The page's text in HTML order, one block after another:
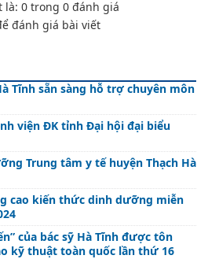
là: 0 trong 0 đánh giá
đánh giá bài viết
Tĩnh sẵn sàng hỗ trợ chuyên môn
viện ĐK tỉnh Đại hội đại biểu
Trung tâm y tế huyện Thạch Hà
cao kiến thức dinh dưỡng miễn
của bác sỹ Hà Tĩnh được tôn
kỹ thuật toàn quốc lần thứ 16